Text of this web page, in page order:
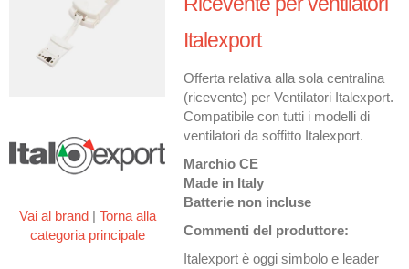
Vai al brand| Torna alla
categoria principale
Italexport
Offerta relativa alla sola centralina
(ricevente) per Ventilatori Italexport.
Compatibile con tutti i modelli di
ventilatori da soffitto Italexport.
Marchio CE
Made in Italy
Batterie non incluse
Commenti del produttore:
Italexport è oggi simbolo e leader